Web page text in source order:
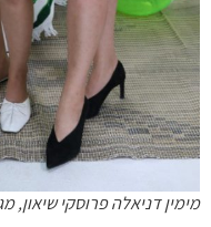
מימין דניאלה פרוסקי שיאון,